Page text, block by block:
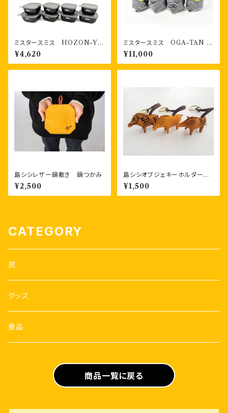
ミスタースミス HOZON-YO
KI 書き込める保存容器 28
0ml4個・400ml４個 計８個
お得セット②
¥4,620
ミスタースミス OGA-TAN
ファミリーサイズ（3kg×4袋入
り）段ボール箱入り
¥11,000
島シシレザー鍋敷き 鍋つかみ
¥2,500
島シシオブジェキーホルダー
スミスver（リング付き）
¥1,500
CATEGORY
炭
グッズ
食品
商品一覧に戻る